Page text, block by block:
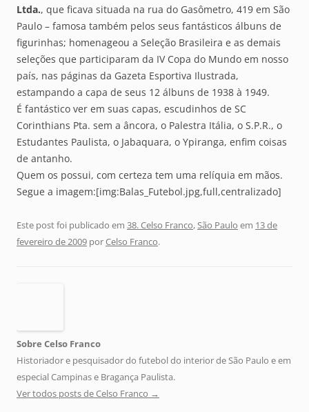
Ltda., que ficava situada na rua do Gasômetro, 419 em São
Paulo – famosa também pelos seus fantásticos álbuns de
figurinhas; homenageou a Seleção Brasileira e as demais
seleções que participaram da IV Copa do Mundo em nosso
país, nas páginas da Gazeta Esportiva Ilustrada,
estampando a capa de seus 12 álbuns de 1938 à 1949.
É fantástico ver em suas capas, escudinhos de SC
Corinthians Pta. sem a âncora, o Palestra Itália, o S.P.R., o
Estudantes Paulista, o Jabaquara, o Ypiranga, enfim coisas
de antanho.
Quem os possui, com certeza tem uma relíquia em mãos.
Segue a imagem:[img:Balas_Futebol.jpg,full,centralizado]
Este post foi publicado em 38. Celso Franco,São Paulo em 13 de
fevereiro de 2009 porCelso Franco.
Sobre Celso Franco
Historiador e pesquisador do futebol do interior de São Paulo e em
especial Campinas e Bragança Paulista.
Ver todos posts de Celso Franco →